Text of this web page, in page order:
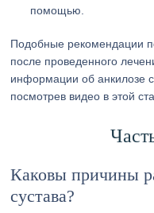
помощью.
Подобные рекомендации
после проведенного
информации об анкилозе
посмотрев видео в этой
Каковы причины
сустава?